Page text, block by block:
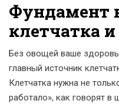
Фундамент
клетчатка
Без овощей ваше
главный источник
Клетчатка нужна не
работало», как говорят в